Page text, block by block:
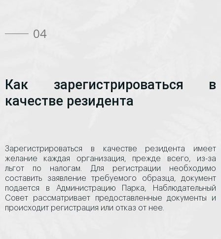
04
Как зарегистрироваться в
качестве резидента
Зарегистрироваться в качестве резидента имеет
желание каждая организация, прежде всего, из-за
льгот по налогам. Для регистрации необходимо
составить заявление требуемого образца, документ
подается в Администрацию Парка, Наблюдательный
Совет рассматривает предоставленные документы и
происходит регистрация или отказ от нее.